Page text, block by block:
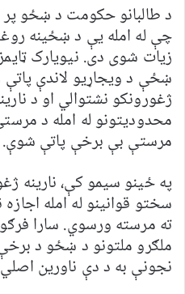
د طالبانو حکومت د ښځو پر
چې له امله یې د ښځینه
زیات شوی دی. نیویارک
ښځې د ویجاړیو لاندې
ژغورونکو نشتوالي او د
محدودیتونو له امله د
مرستې بې برخې پاتې شوې.
په ځینو سیمو کې، نارینه
سختو قوانینو له امله
ته مرسته ورسوي. سارا
ملګرو ملتونو د ښځو د
نجونې به د دې ناورین اصلي